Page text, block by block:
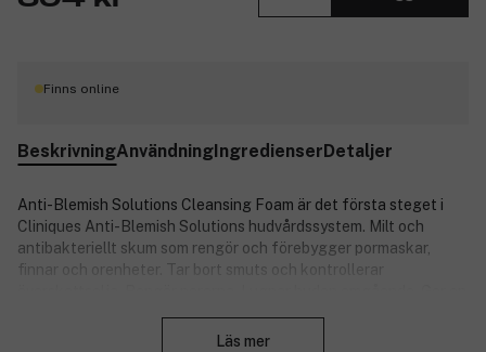
Finns online
BeskrivningAnvändningIngredienserDetaljer
Anti-Blemish Solutions Cleansing Foam är det första steget i
Cliniques Anti-Blemish Solutions hudvårdssystem. Milt och
antibakteriellt skum som rengör och förebygger pormaskar,
finnar och orenheter. Tar bort smuts och kontrollerar
Läs mer